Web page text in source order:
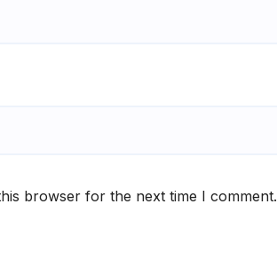
browser for the next time I comment.